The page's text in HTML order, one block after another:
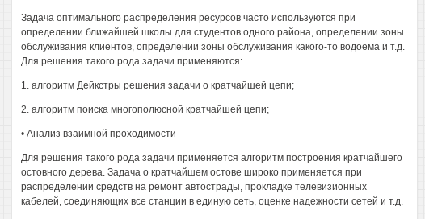
Задача оптимального распределения ресурсов часто используются при
определении ближайшей школы для студентов одного района, определении зоны
обслуживания клиентов, определении зоны обслуживания какого-то водоема и т.д.
Для решения такого рода задачи применяются:
1. алгоритм Дейкстры решения задачи о кратчайшей цепи;
2. алгоритм поиска многополюсной кратчайшей цепи;
• Анализ взаимной проходимости
Для решения такого рода задачи применяется алгоритм построения кратчайшего
остовного дерева. Задача о кратчайшем остове широко применяется при
распределении средств на ремонт автострады, прокладке телевизионных
кабелей, соединяющих все станции в единую сеть, оценке надежности сетей и т.д.